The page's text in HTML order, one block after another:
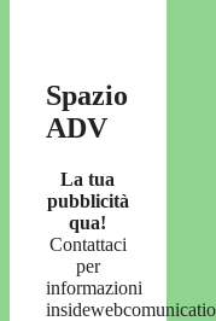
Spazio
ADV
La tua
pubblicità
qua!
Contattaci
per
informazioni